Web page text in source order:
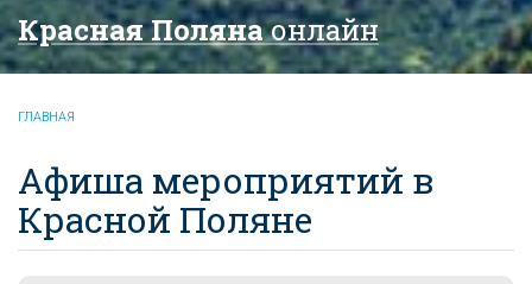
Красная Полянаонлайн
ГЛАВНАЯ
Афиша мероприятий в
Красной Поляне